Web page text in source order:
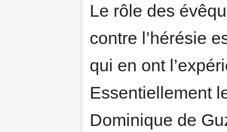
Le rôle des
contre l’hérésie
qui en ont
Essentiellement
Dominique de